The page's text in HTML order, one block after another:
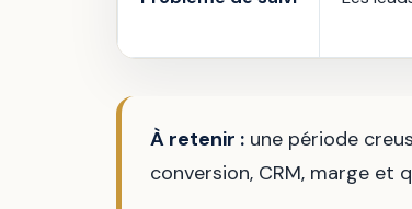
À retenir : une période
conversion, CRM, marge et